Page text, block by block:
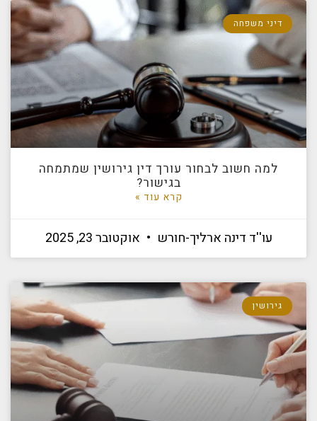
דיני משפחה
למה חשוב לבחור עורך דין גירושין שמתמחה
בגישור?
קרא עוד »
עו''ד דינה ארליך-חורש אוקטובר 23, 2025
גירושין